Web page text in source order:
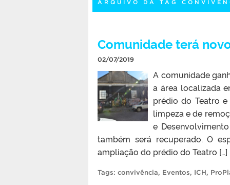
ARQUIVO DA TAG
Comunidade terá
02/07/2019
A comunidade
a área localizada
prédio do Teatro
limpeza e de
e
também será recuperado. O
ampliação do prédio do Teatro […]
Tags: convivência, Eventos, ICH,